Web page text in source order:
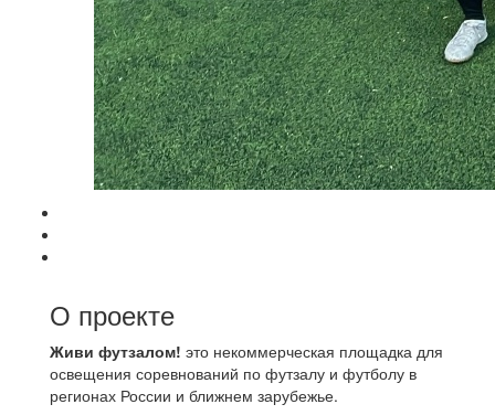
О проекте
Живи футзалом! это некоммерческая площадка для
освещения соревнований по футзалу и футболу в
регионах России и ближнем зарубежье.